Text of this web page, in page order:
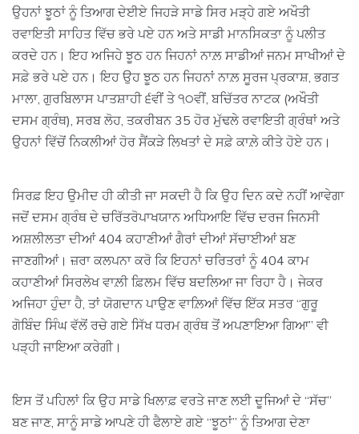
ਉਹਨਾਂ ਝੂਠਾਂ ਨੂੰ ਤਿਆਗ ਦੇਈਏ ਜਿਹੜੇ ਸਾਡੇ ਸਿਰ ਮੜ੍ਹੇ ਗਏ ਅਖੌਤੀ
ਰਵਾਇਤੀ ਸਾਹਿਤ ਵਿੱਚ ਭਰੇ ਪਏ ਹਨ ਅਤੇ ਸਾਡੀ ਮਾਨਸਿਕਤਾ ਨੂੰ ਪਲੀਤ
ਕਰਦੇ ਹਨ। ਇਹ ਅਜਿਹੇ ਝੂਠ ਹਨ ਜਿਹਨਾਂ ਨਾਲ਼ ਸਾਡੀਆਂ ਜਨਮ ਸਾਖੀਆਂ ਦੇ
ਸਫ਼ੇ ਭਰੇ ਪਏ ਹਨ। ਇਹ ਉਹ ਝੂਠ ਹਨ ਜਿਹਨਾਂ ਨਾਲ਼ ਸੂਰਜ ਪ੍ਰਕਾਸ਼, ਭਗਤ
ਮਾਲਾ, ਗੁਰਬਿਲਾਸ ਪਾਤਸ਼ਾਹੀ ੬ਵੀਂ ਤੇ ੧੦ਵੀਂ, ਬਚਿੱਤਰ ਨਾਟਕ (ਅਖੌਤੀ
ਦਸਮ ਗ੍ਰੰਥ), ਸਰਬ ਲੋਹ, ਤਕਰੀਬਨ 35 ਹੋਰ ਮੁੱਢਲੇ ਰਵਾਇਤੀ ਗ੍ਰੰਥਾਂ ਅਤੇ
ਉਹਨਾਂ ਵਿੱਚੋਂ ਨਿਕਲੀਆਂ ਹੋਰ ਸੈਂਕੜੇ ਲਿਖਤਾਂ ਦੇ ਸਫ਼ੇ ਕਾਲ਼ੇ ਕੀਤੇ ਹੋਏ ਹਨ।
ਸਿਰਫ਼ ਇਹ ਉਮੀਦ ਹੀ ਕੀਤੀ ਜਾ ਸਕਦੀ ਹੈ ਕਿ ਉਹ ਦਿਨ ਕਦੇ ਨਹੀਂ ਆਵੇਗਾ
ਜਦੋਂ ਦਸਮ ਗ੍ਰੰਥ ਦੇ ਚਰਿੱਤਰੋਪਾਖਯਾਨ ਅਧਿਆਇ ਵਿੱਚ ਦਰਜ ਜਿਨਸੀ
ਅਸ਼ਲੀਲਤਾ ਦੀਆਂ 404 ਕਹਾਣੀਆਂ ਗੈਰਾਂ ਦੀਆਂ ਸੱਚਾਈਆਂ ਬਣ
ਜਾਣਗੀਆਂ। ਜ਼ਰਾ ਕਲਪਨਾ ਕਰੋ ਕਿ ਇਹਨਾਂ ਚਰਿਤਰਾਂ ਨੂੰ 404 ਕਾਮ
ਕਹਾਣੀਆਂ ਸਿਰਲੇਖ ਵਾਲ਼ੀ ਫ਼ਿਲਮ ਵਿੱਚ ਬਦਲਿਆ ਜਾ ਰਿਹਾ ਹੈ। ਜੇਕਰ
ਅਜਿਹਾ ਹੁੰਦਾ ਹੈ, ਤਾਂ ਯੋਗਦਾਨ ਪਾਉਣ ਵਾਲ਼ਿਆਂ ਵਿੱਚ ਇੱਕ ਸਤਰ “ਗੁਰੂ
ਗੋਬਿੰਦ ਸਿੰਘ ਵੱਲੋਂ ਰਚੇ ਗਏ ਸਿੱਖ ਧਰਮ ਗ੍ਰੰਥ ਤੋਂ ਅਪਣਾਇਆ ਗਿਆ” ਵੀ
ਪੜ੍ਹੀ ਜਾਇਆ ਕਰੇਗੀ।
ਇਸ ਤੋਂ ਪਹਿਲਾਂ ਕਿ ਉਹ ਸਾਡੇ ਖਿਲਾਫ਼ ਵਰਤੇ ਜਾਣ ਲਈ ਦੂਜਿਆਂ ਦੇ “ਸੱਚ”
ਬਣ ਜਾਣ, ਸਾਨੂੰ ਸਾਡੇ ਆਪਣੇ ਹੀ ਫੈਲਾਏ ਗਏ “ਝੂਠਾਂ” ਨੂੰ ਤਿਆਗ ਦੇਣਾ